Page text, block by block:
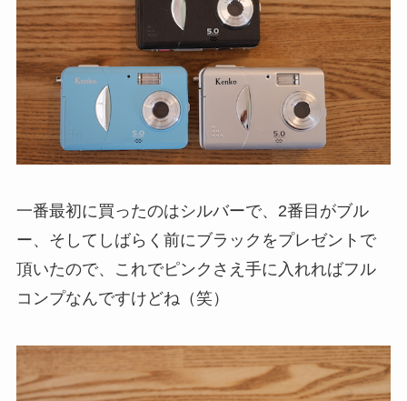
一番最初に買ったのはシルバーで、2番目がブル
ー、そしてしばらく前にブラックをプレゼントで
頂いたので、これでピンクさえ手に入れればフル
コンプなんですけどね（笑）